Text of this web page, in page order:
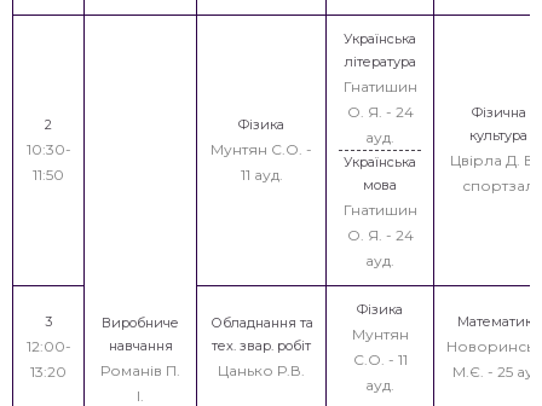
2
10:30-
11:50
Виробниче
навчання
Романів П.
І.
Фізика
Мунтян С.О. -
11 ауд.
Українська
література
Гнатишин
О. Я. - 24
ауд.
Українська
мова
Гнатишин
О. Я. - 24
ауд.
Фізична
культура
Цвірла Д. В.
спортзал
3
12:00-
13:20
Обладнання та
тех. звар. робіт
Цанько Р.В.
Фізика
Мунтян
С.О. - 11
ауд.
Математика
М.Є. - 25